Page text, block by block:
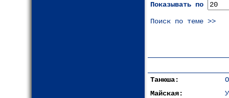
Показывать по
Поиск по теме >>
Танюша:
Майская: